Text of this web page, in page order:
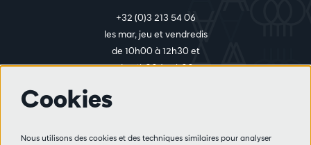
+32 (0)3 213 54 06
les mar, jeu et vendredis
de 10h00 à 12h30 et
de 14h00 à 17h00
Cookies
Nous utilisons des cookies et des techniques similaires pour analyser